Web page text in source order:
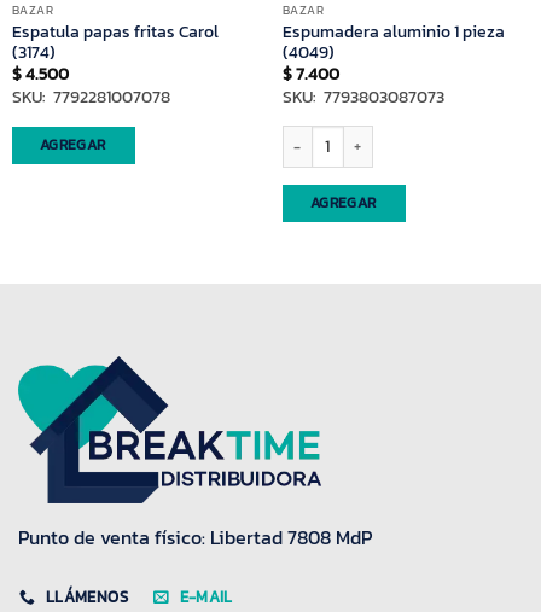
BAZAR
Espatula papas fritas Carol
(3174)
$4.500
SKU: 7792281007078
AGREGAR
BAZAR
Espumadera aluminio 1 pieza
(4049)
$7.400
SKU: 7793803087073
Espumadera aluminio 1 pieza (4049)
AGREGAR
cantidad
Punto de venta físico: Libertad 7808 MdP
LLÁMENOS E-MAIL